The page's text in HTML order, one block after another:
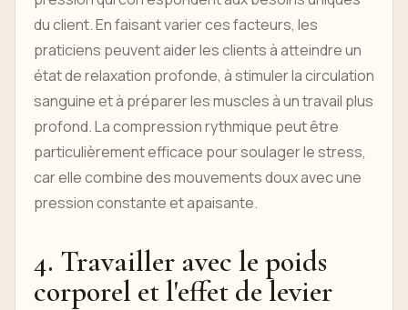
du client. En faisant varier ces facteurs, les
praticiens peuvent aider les clients à atteindre un
état de relaxation profonde, à stimuler la circulation
sanguine et à préparer les muscles à un travail plus
profond. La compression rythmique peut être
particulièrement efficace pour soulager le stress,
car elle combine des mouvements doux avec une
pression constante et apaisante.
4. Travailler avec le poids
corporel et l'effet de levier